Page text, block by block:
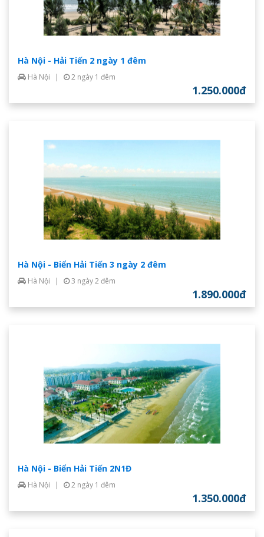
Hà Nội - Hải Tiến 2 ngày 1 đêm
Hà Nội | 2 ngày 1 đêm
1.250.000đ
Hà Nội - Biển Hải Tiến 3 ngày 2 đêm
Hà Nội | 3 ngày 2 đêm
1.890.000đ
Hà Nội - Biển Hải Tiến 2N1Đ
Hà Nội | 2 ngày 1 đêm
1.350.000đ